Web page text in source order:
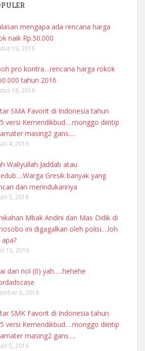
mengapa ada rencana harga
naik Rp.50.000
19, 2016
pro kontra…rencana harga rokok
tahun 2016
18, 2016
SMA Favorit di Indonesia tahun
versi Kemendikbud….monggo diintip
masing2 gans….
4, 2016
Waliyullah Jaddab atau
Gresik banyak yang
dan merindukannya
5, 2016
Mbak Andini dan Mas Didik di
ini digagalkan oleh polisi….loh
15, 2016
dari nol (0) yah…..hehehe
6, 2016
SMK Favorit di Indonesia tahun
versi Kemendikbud….monggo diintip
masing2 gans….
5, 2016